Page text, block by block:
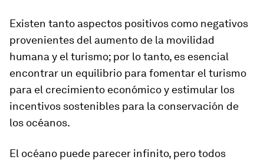
Existen tanto aspectos positivos como negativos
provenientes del aumento de la movilidad
humana y el turismo; por lo tanto, es esencial
encontrar un equilibrio para fomentar el turismo
para el crecimiento económico y estimular los
incentivos sostenibles para la conservación de
los océanos.
El océano puede parecer infinito, pero todos